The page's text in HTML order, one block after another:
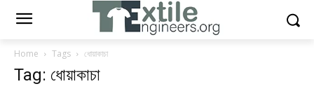
Home Tags ধোয়াকাচা
Tag: ধোয়াকাচা